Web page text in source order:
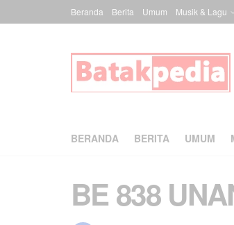
Beranda Berita Umum Musik & Lagu
BERANDA BERITA UMUM
BE 838